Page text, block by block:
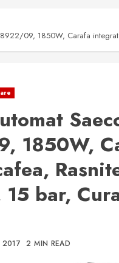
09, 1850W, Carafa
1850W,
bar,
2017 2 MIN READ